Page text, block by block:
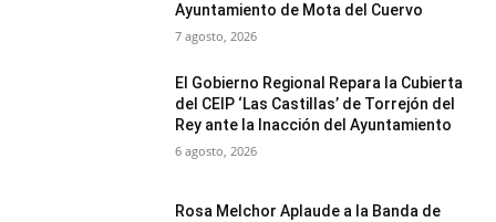
Ayuntamiento de Mota del Cuervo
7 agosto, 2026
El Gobierno Regional Repara la Cubierta
del CEIP ‘Las Castillas’ de Torrejón del
Rey ante la Inacción del Ayuntamiento
6 agosto, 2026
Rosa Melchor Aplaude a la Banda de